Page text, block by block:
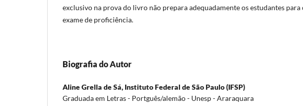
exclusivo na prova do livro não prepara adequadamente os estudantes para
exame de proficiência.
Biografia do Autor
Aline Grella de Sá, Instituto Federal de São Paulo (IFSP)
Graduada em Letras - Portguês/alemão - Unesp - Araraquara